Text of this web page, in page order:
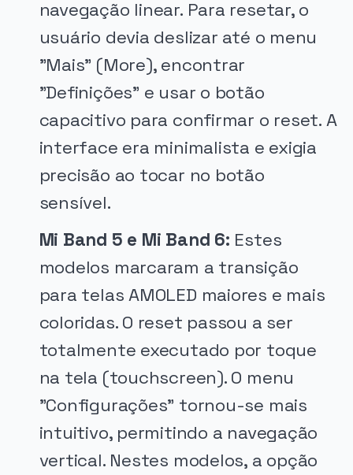
navegação linear. Para resetar, o
usuário devia deslizar até o menu
"Mais" (More), encontrar
"Definições" e usar o botão
capacitivo para confirmar o reset. A
interface era minimalista e exigia
precisão ao tocar no botão
sensível.
Mi Band 5 e Mi Band 6: Estes
modelos marcaram a transição
para telas AMOLED maiores e mais
coloridas. O reset passou a ser
totalmente executado por toque
na tela (touchscreen). O menu
"Configurações" tornou-se mais
intuitivo, permitindo a navegação
vertical. Nestes modelos, a opção